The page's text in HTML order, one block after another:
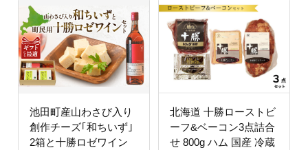
池田町産山わさび入り
創作チーズ｢和ちいず｣
2箱と十勝ロゼワイン
北海道 十勝ローストビ
ーフ&ベーコン3点詰合
せ 800g ハム 国産 冷蔵